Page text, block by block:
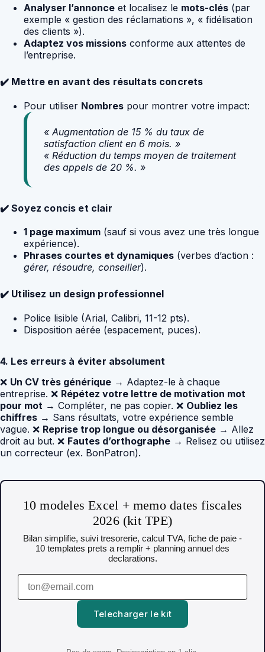
Analyser l’annonce et localisez le mots-clés (par
exemple « gestion des réclamations », « fidélisation
des clients »).
Adaptez vos missions conforme aux attentes de
l’entreprise.
✔️ Mettre en avant des résultats concrets
Pour utiliser Nombres pour montrer votre impact:
« Augmentation de 15 % du taux de
satisfaction client en 6 mois. »
« Réduction du temps moyen de traitement
des appels de 20 %. »
✔️ Soyez concis et clair
1 page maximum (sauf si vous avez une très longue
expérience).
Phrases courtes et dynamiques (verbes d’action :
gérer, résoudre, conseiller).
✔️ Utilisez un design professionnel
Police lisible (Arial, Calibri, 11-12 pts).
Disposition aérée (espacement, puces).
4. Les erreurs à éviter absolument
❌ Un CV très générique → Adaptez-le à chaque
entreprise. ❌ Répétez votre lettre de motivation mot
pour mot → Compléter, ne pas copier. ❌ Oubliez les
chiffres → Sans résultats, votre expérience semble
vague. ❌ Reprise trop longue ou désorganisée → Allez
droit au but. ❌ Fautes d’orthographe → Relisez ou utilisez
un correcteur (ex. BonPatron).
10 modeles Excel + memo dates fiscales
2026 (kit TPE)
Bilan simplifie, suivi tresorerie, calcul TVA, fiche de paie -
10 templates prets a remplir + planning annuel des
declarations.
Telecharger le kit